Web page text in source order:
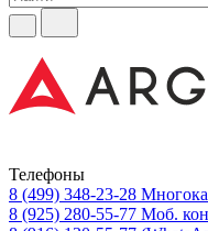
Телефоны
8 (499) 348-23-28
8 (925) 280-55-77 Моб.